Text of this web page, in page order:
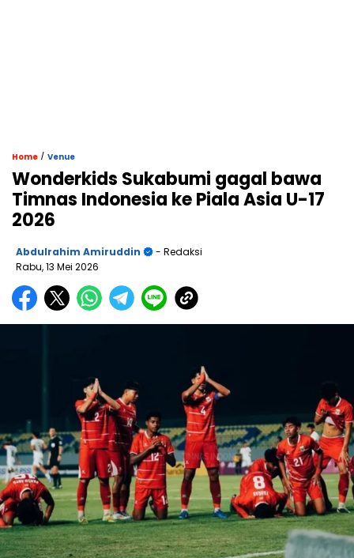
Home / Venue
Wonderkids Sukabumi gagal bawa
Timnas Indonesia ke Piala Asia U-17
2026
Abdulrahim Amiruddin
- Redaksi
Rabu, 13 Mei 2026